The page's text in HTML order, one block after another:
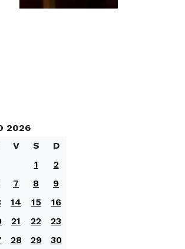
2026
V S
D
1
2
7 8
9
14 15
16
21 22
23
28 29
30